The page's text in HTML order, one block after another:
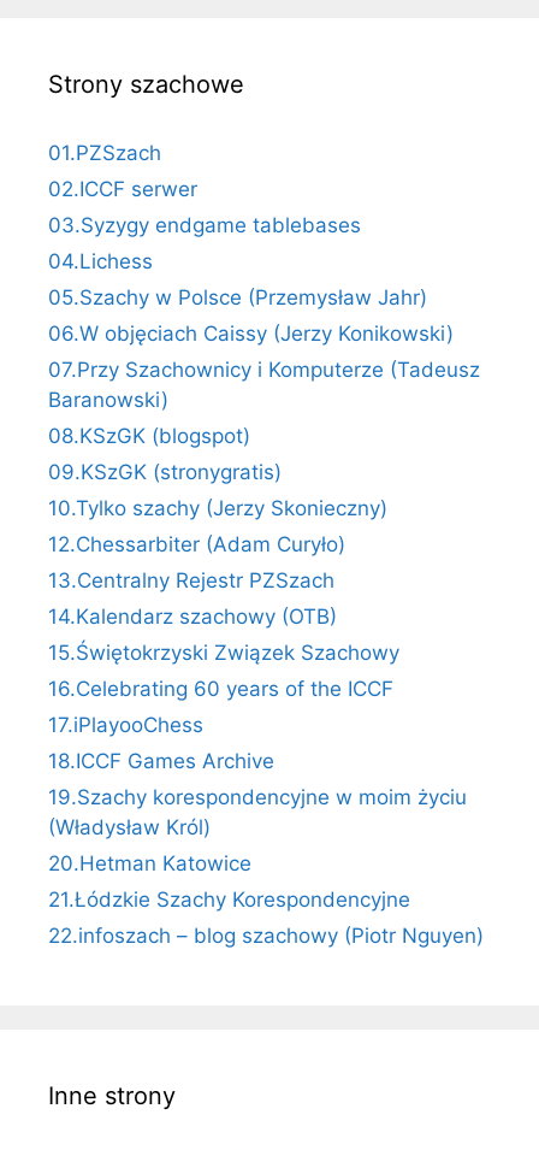
Strony szachowe
01.PZSzach
02.ICCF serwer
03.Syzygy endgame tablebases
04.Lichess
05.Szachy w Polsce (Przemysław Jahr)
06.W objęciach Caissy (Jerzy Konikowski)
07.Przy Szachownicy i Komputerze (Tadeusz
Baranowski)
08.KSzGK (blogspot)
09.KSzGK (stronygratis)
10.Tylko szachy (Jerzy Skonieczny)
12.Chessarbiter (Adam Curyło)
13.Centralny Rejestr PZSzach
14.Kalendarz szachowy (OTB)
15.Świętokrzyski Związek Szachowy
16.Celebrating 60 years of the ICCF
17.iPlayooChess
18.ICCF Games Archive
19.Szachy korespondencyjne w moim życiu
(Władysław Król)
20.Hetman Katowice
21.Łódzkie Szachy Korespondencyjne
22.infoszach – blog szachowy (Piotr Nguyen)
Inne strony